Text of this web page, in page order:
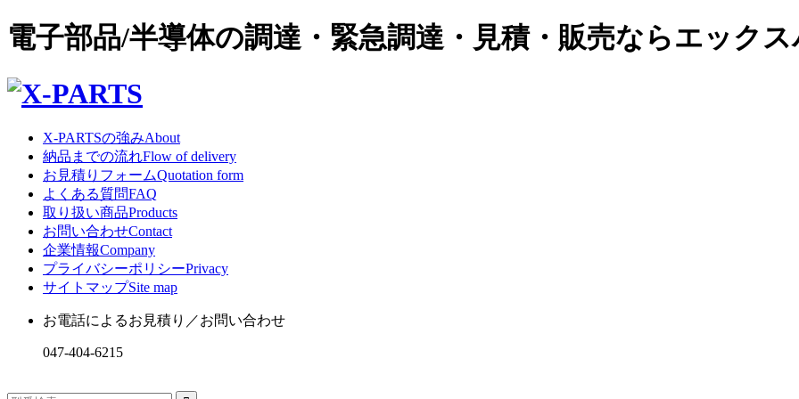
電子部品/半導体の調達・緊急調達・見積・販売ならエック
X-PARTSの強みAbout
納品までの流れFlow of delivery
お見積りフォームQuotation form
よくある質問FAQ
取り扱い商品Products
お問い合わせContact
企業情報Company
プライバシーポリシーPrivacy
サイトマップSite map
お電話によるお見積り／お問い合わせ
047-404-6215